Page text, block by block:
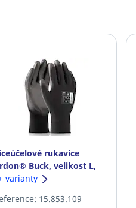
rukavice
Buck, velikost L,
12 párů
varianty
15.853.109